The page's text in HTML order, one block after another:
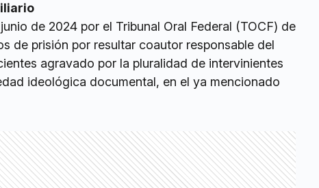
de 2024 por el Tribunal Oral Federal (TOCF) de
de prisión por resultar coautor responsable del
agravado por la pluralidad de intervinientes
ideológica documental, en el ya mencionado